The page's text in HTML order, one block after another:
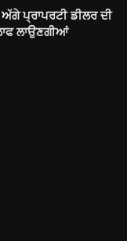
ਪ੍ਰਾਪਰਟੀ ਡੀਲਰ ਦੀ
ਲਾਉਣਗੀਆਂ